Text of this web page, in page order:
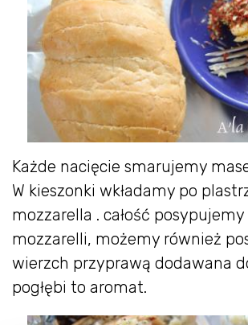
Każde nacięcie smarujemy
W kieszonki wkładamy po
mozzarella . całość
mozzarelli, możemy również
wierzch przyprawą dodawana
pogłębi to aromat.